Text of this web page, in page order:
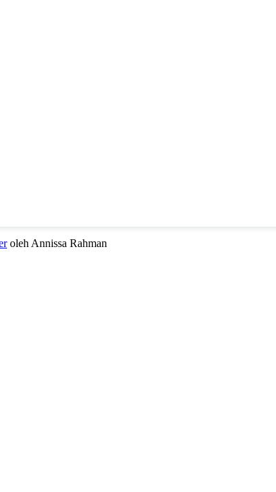
oleh Annissa Rahman